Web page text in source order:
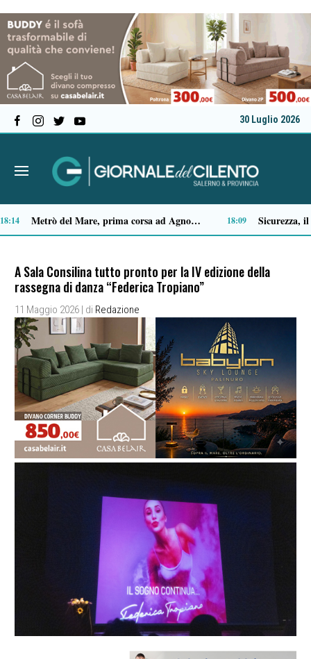
30 Luglio 2026
Capaccio Paestum spazio di legalità: oltre 43 ettari di beni confiscati destinati a progetti sociali 14:14
A Sala Consilina tutto pronto per la IV edizione della
rassegna di danza “Federica Tropiano”
11 Maggio 2026 | di Redazione